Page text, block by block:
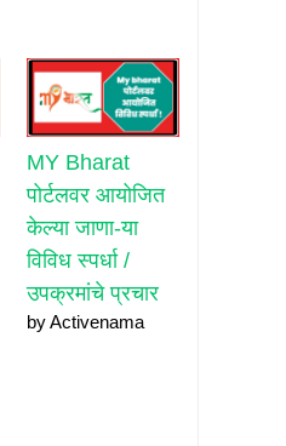
MY Bharat
पोर्टलवर आयोजित
केल्या जाणा-या
विविध स्पर्धा /
उपक्रमांचे प्रचार
by Activenama